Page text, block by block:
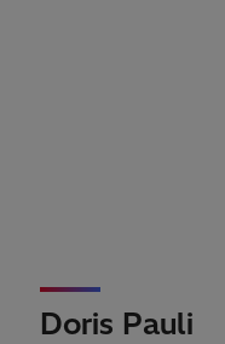
Doris Pauli